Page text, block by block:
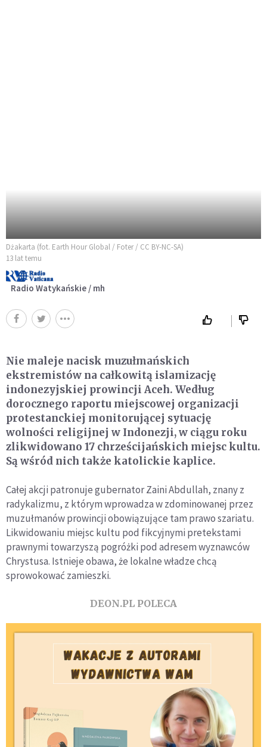
Dżakarta (fot. Earth Hour Global / Foter / CC BY-NC-SA)
13 lat temu
Radio Watykańskie / mh
Nie maleje nacisk muzułmańskich
ekstremistów na całkowitą islamizację
indonezyjskiej prowincji Aceh. Według
dorocznego raportu miejscowej organizacji
protestanckiej monitorującej sytuację
wolności religijnej w Indonezji, w ciągu roku
zlikwidowano 17 chrześcijańskich miejsc kultu.
Są wśród nich także katolickie kaplice.
Całej akcji patronuje gubernator Zaini Abdullah, znany z
radykalizmu, z którym wprowadza w zdominowanej przez
muzułmanów prowincji obowiązujące tam prawo szariatu.
Likwidowaniu miejsc kultu pod fikcyjnymi pretekstami
prawnymi towarzyszą pogróżki pod adresem wyznawców
Chrystusa. Istnieje obawa, że lokalne władze chcą
sprowokować zamieszki.
DEON.PL POLECA